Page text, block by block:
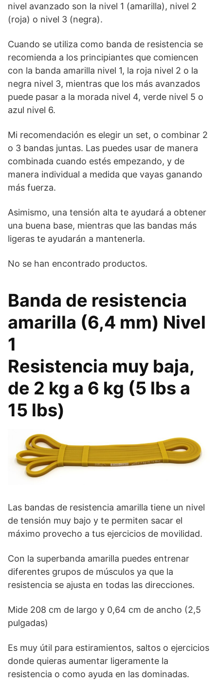
nivel avanzado son la nivel 1 (amarilla), nivel 2
(roja) o nivel 3 (negra).
Cuando se utiliza como banda de resistencia se
recomienda a los principiantes que comiencen
con la banda amarilla nivel 1, la roja nivel 2 o la
negra nivel 3, mientras que los más avanzados
puede pasar a la morada nivel 4, verde nivel 5 o
azul nivel 6.
Mi recomendación es elegir un set, o combinar 2
o 3 bandas juntas. Las puedes usar de manera
combinada cuando estés empezando, y de
manera individual a medida que vayas ganando
más fuerza.
Asimismo, una tensión alta te ayudará a obtener
una buena base, mientras que las bandas más
ligeras te ayudarán a mantenerla.
No se han encontrado productos.
Banda de resistencia
amarilla (6,4 mm) Nivel
1
Resistencia muy baja,
de 2 kg a 6 kg (5 lbs a
15 lbs)
Las bandas de resistencia amarilla tiene un nivel
de tensión muy bajo y te permiten sacar el
máximo provecho a tus ejercicios de movilidad.
Con la superbanda amarilla puedes entrenar
diferentes grupos de músculos ya que la
resistencia se ajusta en todas las direcciones.
Mide 208 cm de largo y 0,64 cm de ancho (2,5
pulgadas)
Es muy útil para estiramientos, saltos o ejercicios
donde quieras aumentar ligeramente la
resistencia o como ayuda en las dominadas.